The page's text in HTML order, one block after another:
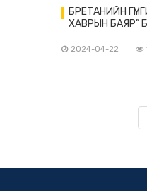
БРЕТАНИЙН
ХАВРЫН БАЯР”
2024-04-22